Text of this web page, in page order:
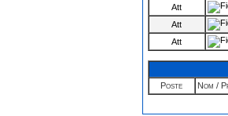
Att
Att
Att
Poste
Nom /